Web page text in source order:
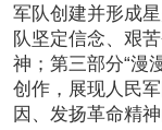
军队创建并形成
队坚定信念、艰
神；第三部分“漫
创作，展现人民
因、发扬革命精